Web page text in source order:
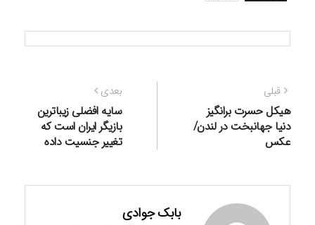
راهبری
نوشته
قبلی
قبلی:
هیکل حسرت برانگیز
دنیا جهانبخت در لندن/
عکس
بعدی
بعدی:
سایه افضلی زیباترین
بازیگر ایران است که
تغییر جنسیت داده
بابک جوادی